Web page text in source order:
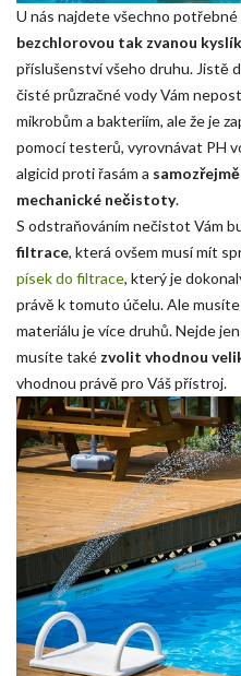
U nás najdete všechno potřebné
bezchlorovou tak zvanou
příslušenství všeho druhu. Jistě
čisté průzračné vody Vám
mikrobům a bakteriím, ale že je
pomocí testerů, vyrovnávat PH
algicid proti řasám a
mechanické nečistoty.
S odstraňováním nečistot Vám
filtrace, která ovšem musí mít
písek do filtrace, který je
právě k tomuto účelu. Ale
materiálu je více druhů. Nejde
musíte také zvolit vhodnou
vhodnou právě pro Váš přístroj.